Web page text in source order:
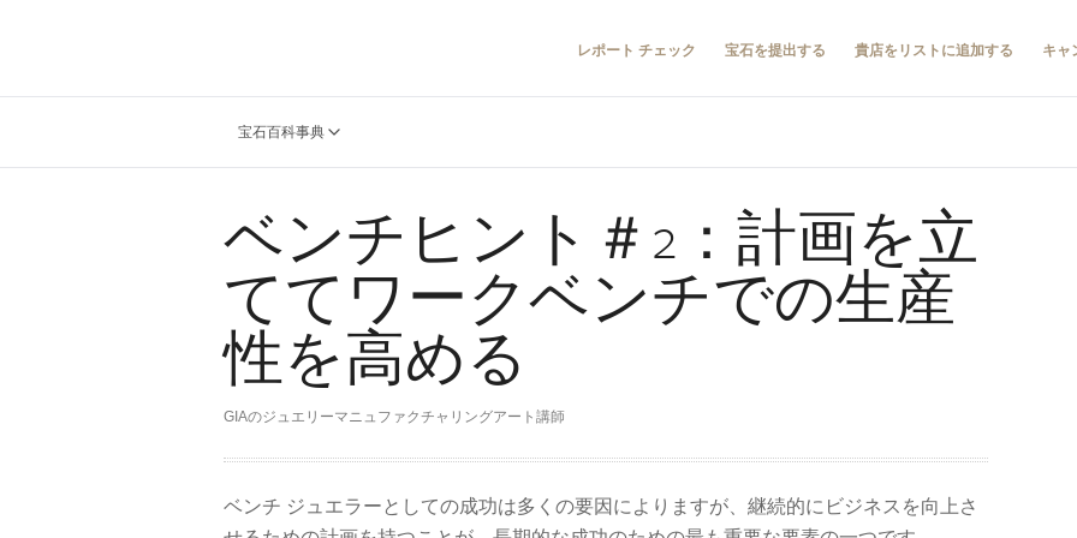
レポート チェック 宝石を提出する 貴店をリストに追加する キャ
宝石百科事典
ベンチヒント＃2：計画を立
ててワークベンチでの生産
性を高める
GIAのジュエリーマニュファクチャリングアート講師
ベンチ ジュエラーとしての成功は多くの要因によりますが、継続的にビジネスを向上さ